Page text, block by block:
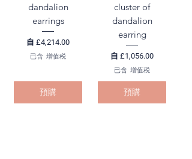
dandalion
earrings
自 £4,214.00
促銷價格
已含 增值税
預購
cluster of
dandalion
earring
自 £1,056.00
促銷價格
已含 增值税
預購